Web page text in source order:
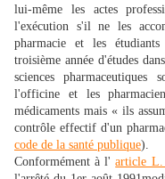
lui-même les actes
l'exécution s'il ne les
pharmacie et les
troisième année d'études
sciences
l'officine et les
médicaments mais « ils
contrôle effectif d'un
code de la santé publique).
Conformément à l'article L.